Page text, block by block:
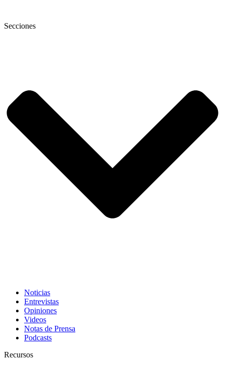
Secciones
Noticias
Entrevistas
Opiniones
Videos
Notas de Prensa
Podcasts
Recursos